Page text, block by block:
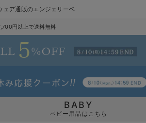
ェア通販のエンジェリーベ
円以上で送料無料
BABY
ベビー用品はこちら